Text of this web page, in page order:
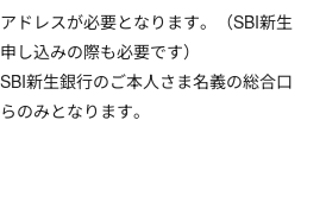
ドレスが必要となります。（SBI新生
し込みの際も必要です）
新生銀行のご本人さま名義の総合口
のみとなります。